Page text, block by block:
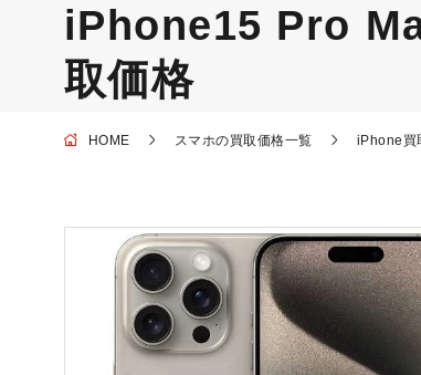
iPhone15 Pro
取価格
HOME スマホの買取価格一覧 iPhone買